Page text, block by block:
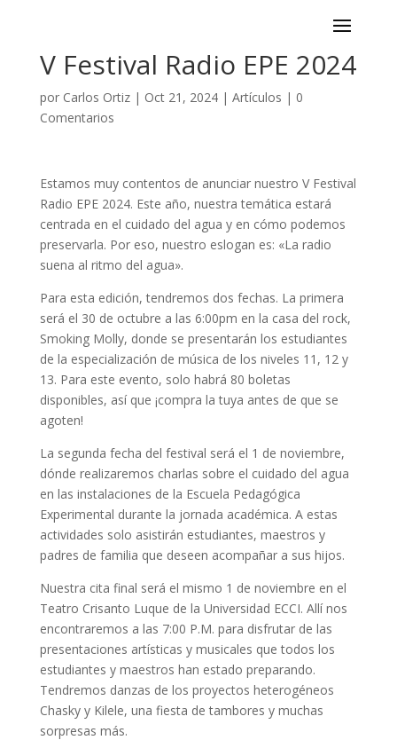
V Festival Radio EPE 2024
por Carlos Ortiz| Oct 21, 2024| Artículos | 0
Comentarios
Estamos muy contentos de anunciar nuestro V Festival
Radio EPE 2024. Este año, nuestra temática estará
centrada en el cuidado del agua y en cómo podemos
preservarla. Por eso, nuestro eslogan es: «La radio
suena al ritmo del agua».
Para esta edición, tendremos dos fechas. La primera
será el 30 de octubre a las 6:00pm en la casa del rock,
Smoking Molly, donde se presentarán los estudiantes
de la especialización de música de los niveles 11, 12 y
13. Para este evento, solo habrá 80 boletas
disponibles, así que ¡compra la tuya antes de que se
agoten!
La segunda fecha del festival será el 1 de noviembre,
dónde realizaremos charlas sobre el cuidado del agua
en las instalaciones de la Escuela Pedagógica
Experimental durante la jornada académica. A estas
actividades solo asistirán estudiantes, maestros y
padres de familia que deseen acompañar a sus hijos.
Nuestra cita final será el mismo 1 de noviembre en el
Teatro Crisanto Luque de la Universidad ECCI. Allí nos
encontraremos a las 7:00 P.M. para disfrutar de las
presentaciones artísticas y musicales que todos los
estudiantes y maestros han estado preparando.
Tendremos danzas de los proyectos heterogéneos
Chasky y Kilele, una fiesta de tambores y muchas
sorpresas más.